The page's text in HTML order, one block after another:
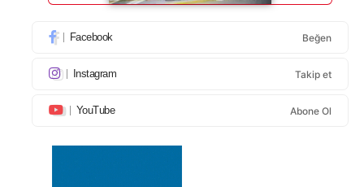
Facebook Beğen
Instagram Takip et
YouTube Abone Ol